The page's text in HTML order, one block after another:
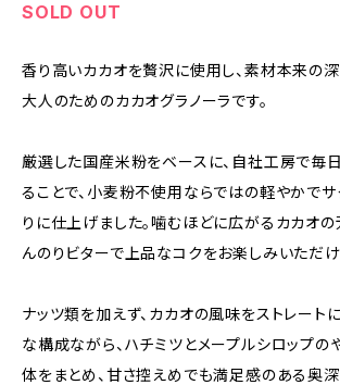
SOLD OUT
香り高いカカオを贅沢に使用し、素材本来の
大人のためのカカオグラノーラです。
厳選した国産米粉をベースに、自社工房で毎
ることで、小麦粉不使用ならではの軽やかでサ
りに仕上げました。噛むほどに広がるカカオの
んのりビターで上品なコクをお楽しみいただけ
ナッツ類を加えず、カカオの風味をストレート
な構成ながら、ハチミツとメープルシロップの
体をまとめ、甘さ控えめでも満足感のある奥深